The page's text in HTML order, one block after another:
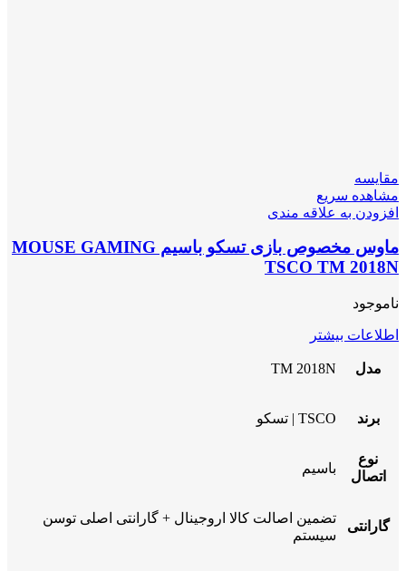
مقایسه
مشاهده سریع
افزودن به علاقه مندی
ماوس مخصوص بازی تسکو باسیم MOUSE GAMING
TSCO TM 2018N
ناموجود
اطلاعات بیشتر
مدل TM 2018N
برند TSCO | تسکو
نوع
اتصال
باسیم
گارانتی
تضمین اصالت کالا اروجینال + گارانتی اصلی توسن
سیستم